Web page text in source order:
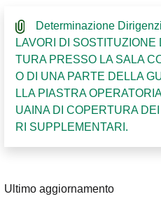
Determinazione
LAVORI DI
TURA PRESSO LA SALA
O DI UNA PARTE DELLA
LLA PIASTRA
UAINA DI COPERTURA
RI SUPPLEMENTARI.
Ultimo aggiornamento